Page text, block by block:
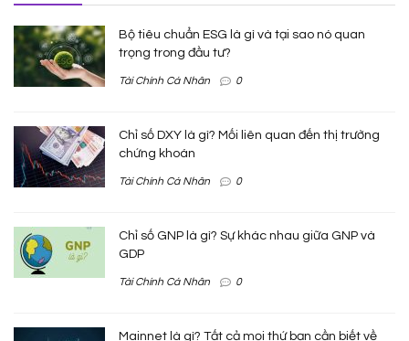
Bộ tiêu chuẩn ESG là gì và tại sao nó quan
trọng trong đầu tư?
Tài Chính Cá Nhân 0
Chỉ số DXY là gì? Mối liên quan đến thị trường
chứng khoán
Tài Chính Cá Nhân 0
Chỉ số GNP là gì? Sự khác nhau giữa GNP và
GDP
Tài Chính Cá Nhân 0
Mainnet là gì? Tất cả mọi thứ bạn cần biết về